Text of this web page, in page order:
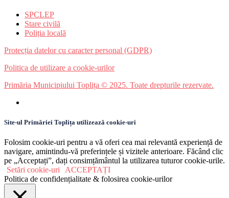
SPCLEP
Stare civilă
Poliția locală
Protecția datelor cu caracter personal (GDPR)
Politica de utilizare a cookie-urilor
Primăria Municipiului Toplița © 2025. Toate drepturile rezervate.
Site-ul Primăriei Toplița utilizează cookie-uri
Folosim cookie-uri pentru a vă oferi cea mai relevantă experiență de
navigare, amintindu-vă preferințele și vizitele anterioare. Făcând clic
pe „Acceptați”, dați consimțământul la utilizarea tuturor cookie-urile.
Setări cookie-uri
ACCEPTAȚI
Politica de confidențialitate & folosirea cookie-urilor